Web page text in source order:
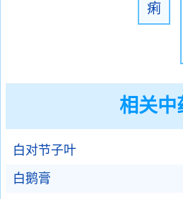
痢
相关中
白对节子叶
白鹅膏